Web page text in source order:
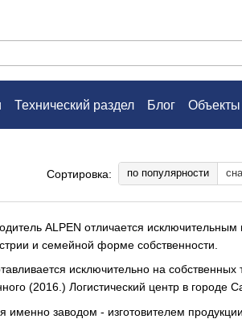
Технический раздел Блог Объекты
Сортировка: по популярности
ALPEN отличается
и семейной форме собственности.
исключительно на
(2016.) Логистический центр в городе
именно заводом - изготовителем